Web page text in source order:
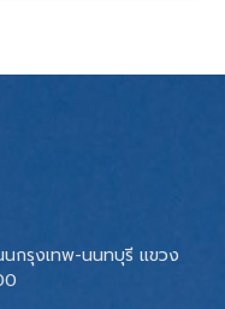
กรุงเทพ-นนทบุรี แขวง